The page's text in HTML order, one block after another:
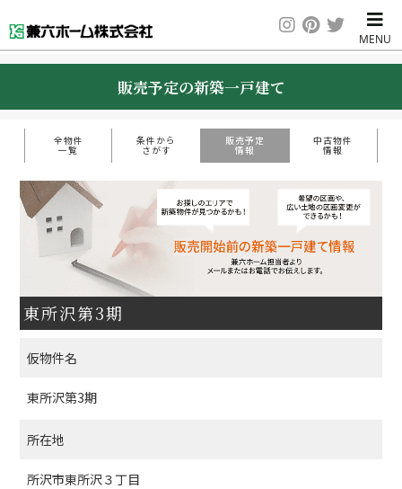
販売予定の新築一戸建て
全物件
一覧
条件から
さがす
販売予定
情報
中古物件
情報
東所沢第3期
仮物件名
東所沢第3期
所在地
所沢市東所沢３丁目